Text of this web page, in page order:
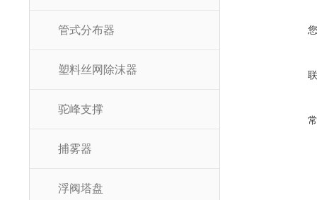
管式分布器
塑料丝网除沫器
驼峰支撑
捕雾器
浮阀塔盘